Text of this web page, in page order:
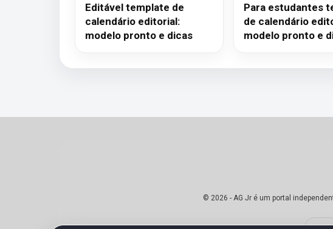
Editável template de
calendário editorial:
modelo pronto e dicas
Para estudantes
de calendário
modelo pronto e
© 2026 - AG Jr é um portal
Sobre